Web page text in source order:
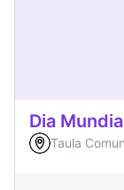
Dia
Taula